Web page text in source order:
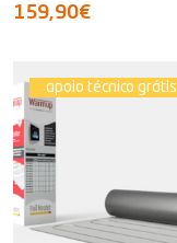
159,90€
apoio técnico grátis